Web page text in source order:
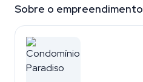
Sobre o empreendimento